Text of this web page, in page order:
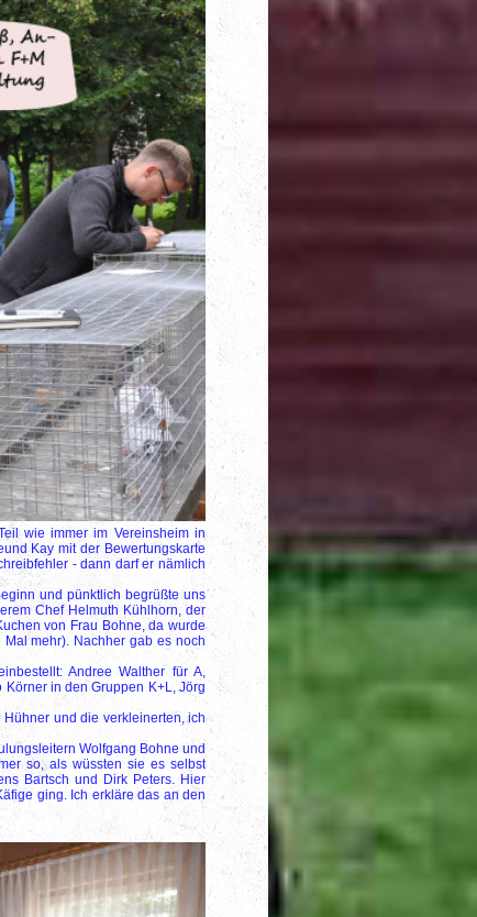
wie immer im Vereinsheim in
Kay mit der Bewertungskarte
- dann darf er nämlich
und pünktlich begrüßte uns
Chef Helmuth Kühlhorn, der
von Frau Bohne, da wurde
mehr). Nachher gab es noch
Andree Walther für A,
in den Gruppen K+L, Jörg
und die verkleinerten, ich
Wolfgang Bohne und
so, als wüssten sie es selbst
Bartsch und Dirk Peters. Hier
ging. Ich erkläre das an den